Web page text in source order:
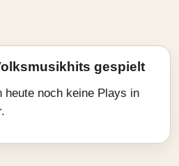
gespielt
heute noch keine Plays in